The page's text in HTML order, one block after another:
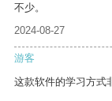
不少。
2024-08-27
游客
这款软件的学习方式